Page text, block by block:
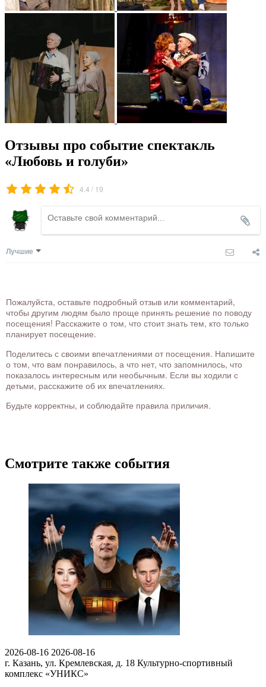
Отзывы про событие спектакль
«Любовь и голуби»
4.4 / 19
Лучшие
Пожалуйста, оставьте подробный отзыв или комментарий,
чтобы другим людям было проще принять решение по поводу
посещения! Расскажите о том, что стоит знать тем, кто только
планирует посещение.
Поделитесь с своими впечатлениями от посещения. Напишите
о том, что вам понравилось, а что нет, что запомнилось, что
показалось интересным или необычным. Если вы ходили с
детьми, расскажите об их впечатлениях.
Будьте корректны, и соблюдайте правила приличия.
Смотрите также события
2026-08-16 2026-08-16
г. Казань, ул. Кремлевская, д. 18 Культурно-спортивный
комплекс «УНИКС»